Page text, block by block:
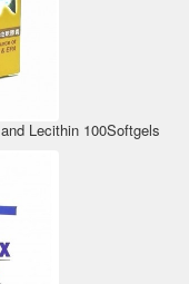
Lecithin 100Softgels